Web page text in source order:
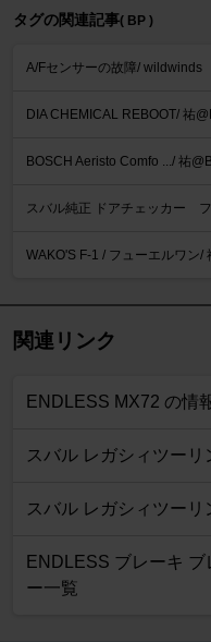
タグの関連記事( BP )
A/Fセンサーの故障/ wildwinds
DIA CHEMICAL REBOOT/ 祐
BOSCH Aeristo Comfo .../ 祐
スバル純正 ドアチェッカー
WAKO'S F-1 / フューエルワン/
関連リンク
ENDLESS MX72 の情
スバル レガシィツー
スバル レガシィツー
ENDLESS ブレーキ
ー一覧